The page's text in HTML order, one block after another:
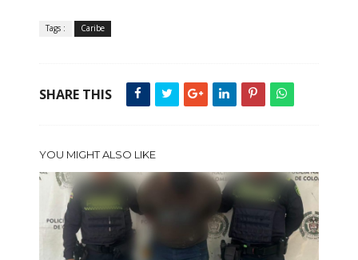
Tags : Caribe
SHARE THIS
YOU MIGHT ALSO LIKE